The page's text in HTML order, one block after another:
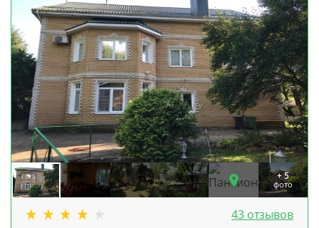
+ 5
фото
43 отзывов